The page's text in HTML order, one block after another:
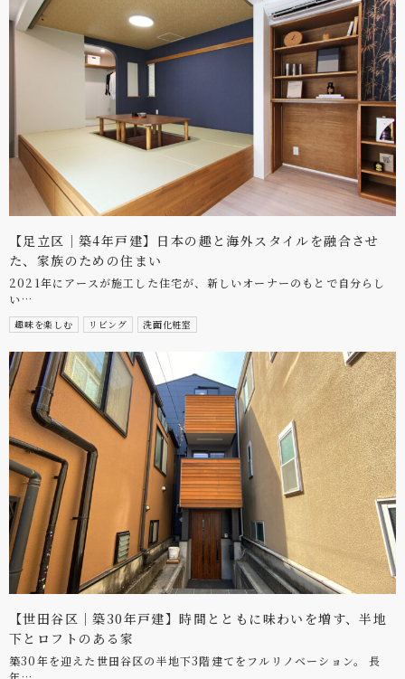
【足立区｜築4年戸建】日本の趣と海外スタイルを融合させ
た、家族のための住まい
2021年にアースが施工した住宅が、新しいオーナーのもとで自分らし
い…
趣味を楽しむ リビング 洗面化粧室
【世田谷区｜築30年戸建】時間とともに味わいを増す、半地
下とロフトのある家
築30年を迎えた世田谷区の半地下3階建てをフルリノベーション。 長